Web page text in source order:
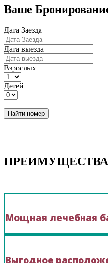
Ваше
Дата Заезда
Дата выезда
Взрослых
Детей
Найти номер
ПРЕИМУЩЕСТВА
Мощная лечебная
Выгодное